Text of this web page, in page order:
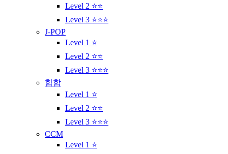
Level 2 ⭐⭐
Level 3 ⭐⭐⭐
J-POP
Level 1 ⭐
Level 2 ⭐⭐
Level 3 ⭐⭐⭐
힙합
Level 1 ⭐
Level 2 ⭐⭐
Level 3 ⭐⭐⭐
CCM
Level 1 ⭐